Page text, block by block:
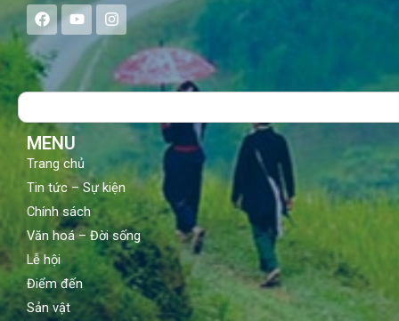
F
a
c
e
b
o
Y
o
u
t
u
b
I
n
s
a
g
Search
MENU
Trang chủ
Tin tức – Sự kiện
Chính sách
Văn hoá – Đời sống
Lễ hội
Điểm đến
Sản vật